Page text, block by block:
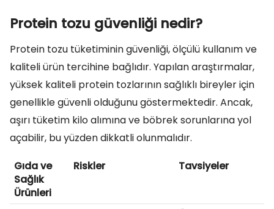
Protein tozu güvenliği nedir?
Protein tozu tüketiminin güvenliği, ölçülü kullanım ve
kaliteli ürün tercihine bağlıdır. Yapılan araştırmalar,
yüksek kaliteli protein tozlarının sağlıklı bireyler için
genellikle güvenli olduğunu göstermektedir. Ancak,
aşırı tüketim kilo alımına ve böbrek sorunlarına yol
açabilir, bu yüzden dikkatli olunmalıdır.
Gıda ve
Sağlık
Ürünleri
Riskler Tavsiyeler